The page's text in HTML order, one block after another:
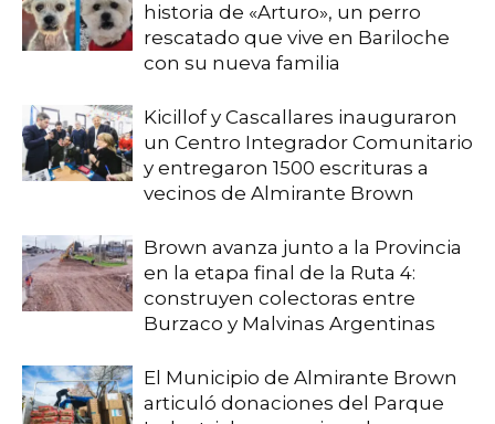
historia de «Arturo», un perro
rescatado que vive en Bariloche
con su nueva familia
Kicillof y Cascallares inauguraron
un Centro Integrador Comunitario
y entregaron 1500 escrituras a
vecinos de Almirante Brown
Brown avanza junto a la Provincia
en la etapa final de la Ruta 4:
construyen colectoras entre
Burzaco y Malvinas Argentinas
El Municipio de Almirante Brown
articuló donaciones del Parque